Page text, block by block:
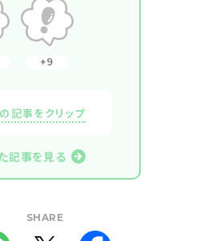
9
記事をクリップ
記事を見る
SHARE